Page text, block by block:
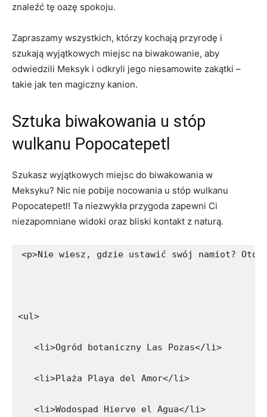
znaleźć tę oazę spokoju.
Zapraszamy wszystkich, którzy kochają przyrodę i
szukają wyjątkowych miejsc na biwakowanie, aby
odwiedzili Meksyk i odkryli jego niesamowite zakątki –
takie jak ten magiczny kanion.
Sztuka biwakowania u stóp
wulkanu Popocatepetl
Szukasz wyjątkowych miejsc do biwakowania w
Meksyku? Nic nie pobije nocowania u stóp wulkanu
Popocatepetl! Ta niezwykła przygoda zapewni Ci
niezapomniane widoki oraz bliski kontakt z naturą.
<p>Nie wiesz, gdzie ustawić swój namiot?
<ul>
   <li>Ogród botaniczny Las Pozas</li>
   <li>Plaża Playa del Amor</li>
   <li>Wodospad Hierve el Agua</li>